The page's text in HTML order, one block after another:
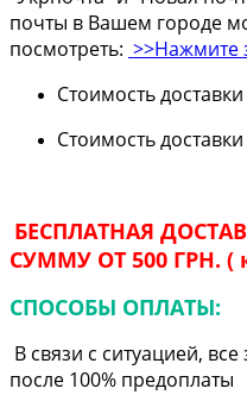
почты в Вашем городе
посмотреть: >>Нажмите
Стоимость
Стоимость
БЕСПЛАТНАЯ
СУММУ ОТ 500 ГРН. (
СПОСОБЫ ОПЛАТЫ:
В связи с ситуацией,
после 100% предоплаты